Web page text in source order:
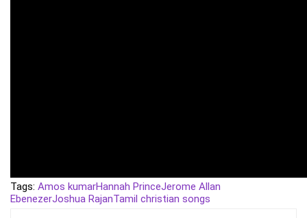
Tags: Amos kumarHannah PrinceJerome Allan
EbenezerJoshua RajanTamil christian songs